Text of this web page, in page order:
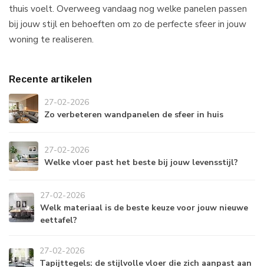
thuis voelt. Overweeg vandaag nog welke panelen passen
bij jouw stijl en behoeften om zo de perfecte sfeer in jouw
woning te realiseren.
Recente artikelen
27-02-2026
Zo verbeteren wandpanelen de sfeer in huis
27-02-2026
Welke vloer past het beste bij jouw levensstijl?
27-02-2026
Welk materiaal is de beste keuze voor jouw nieuwe
eettafel?
27-02-2026
Tapijttegels: de stijlvolle vloer die zich aanpast aan